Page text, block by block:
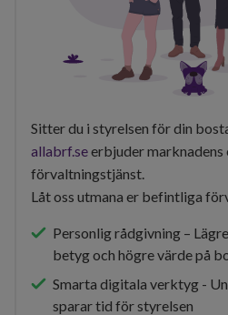
Sitter du i styrelsen för din
allabrf.seerbjuder marknadens
förvaltningstjänst.
Låt oss utmana er befintliga
Personlig rådgivning –
betyg och högre värde på
Smarta digitala verktyg -
sparar tid för styrelsen